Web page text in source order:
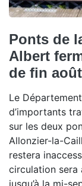
Ponts de
Albert
de fin août
Le
d’importants
sur les deux
Allonzier-la-
restera
circulation sera
jusqu’à la mi-